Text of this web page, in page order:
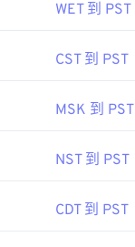
WET 到 PST
CST 到 PST
MSK 到 PST
NST 到 PST
CDT 到 PST